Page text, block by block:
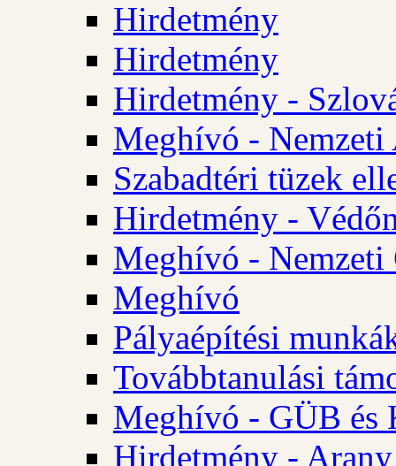
Hirdetmény
Hirdetmény
Hirdetmény -
Meghívó - Nemzeti
Szabadtéri tüzek
Hirdetmény -
Meghívó - Nemzeti
Meghívó
Pályaépítési
Továbbtanulási
Meghívó - GÜB és
Hirdetmény - Arany